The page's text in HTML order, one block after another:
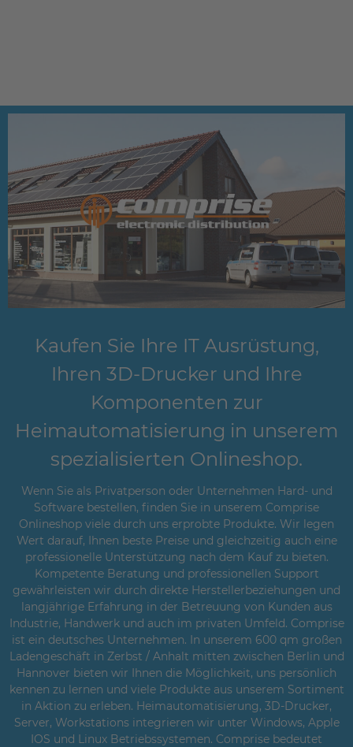
Kaufen Sie Ihre IT Ausrüstung,
Ihren 3D-Drucker und Ihre
Komponenten zur
Heimautomatisierung in unserem
spezialisierten Onlineshop.
Wenn Sie als Privatperson oder Unternehmen Hard- und
Software bestellen, finden Sie in unserem Comprise
Onlineshop viele durch uns erprobte Produkte. Wir legen
Wert darauf, Ihnen beste Preise und gleichzeitig auch eine
professionelle Unterstützung nach dem Kauf zu bieten.
Kompetente Beratung und professionellen Support
gewährleisten wir durch direkte Herstellerbeziehungen und
langjährige Erfahrung in der Betreuung von Kunden aus
Industrie, Handwerk und auch im privaten Umfeld. Comprise
ist ein deutsches Unternehmen. In unserem 600 qm großen
Ladengeschäft in Zerbst / Anhalt mitten zwischen Berlin und
Hannover bieten wir Ihnen die Möglichkeit, uns persönlich
kennen zu lernen und viele Produkte aus unserem Sortiment
in Aktion zu erleben. Heimautomatisierung, 3D-Drucker,
Server, Workstations integrieren wir unter Windows, Apple
IOS und Linux Betriebssystemen. Comprise bedeutet